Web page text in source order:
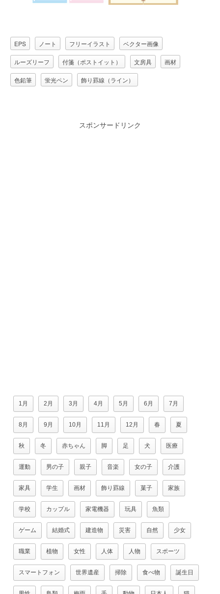
EPS ノート フリーイラスト ベクター画像
ルーズリーフ 付箋（ポストイット） 文房具 画材
色鉛筆 蛍光ペン 飾り罫線（ライン）
スポンサードリンク
1月 2月 3月 4月 5月 6月 7月
8月 9月 10月 11月 12月 春 夏
秋 冬 赤ちゃん 脚 足 犬 医療
運動 男の子 親子 音楽 女の子 介護
家具 学生 画材 飾り罫線 菓子 家族
学校 カップル 家電機器 玩具 魚類
ゲーム 結婚式 建造物 災害 自然 少女
職業 植物 女性 人体 人物 スポーツ
スマートフォン 世界遺産 掃除 食べ物 誕生日